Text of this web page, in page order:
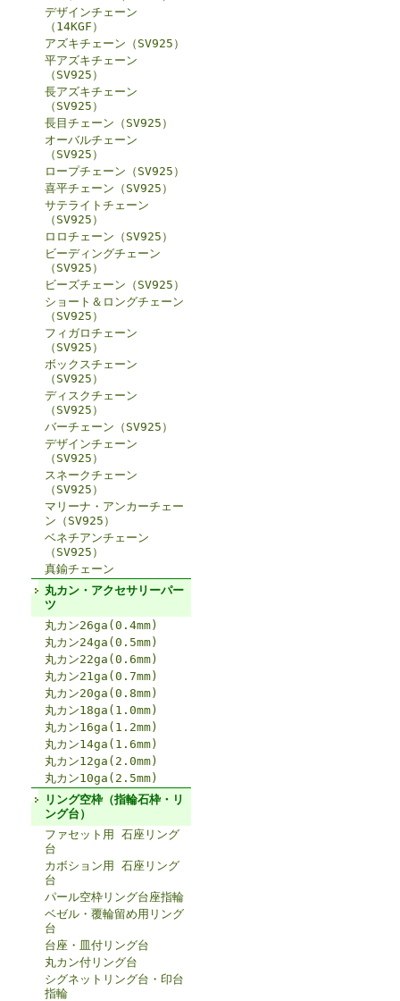
デザインチェーン
（14KGF）
アズキチェーン（SV925）
平アズキチェーン
（SV925）
長アズキチェーン
（SV925）
長目チェーン（SV925）
オーバルチェーン
（SV925）
ロープチェーン（SV925）
喜平チェーン（SV925）
サテライトチェーン
（SV925）
ロロチェーン（SV925）
ビーディングチェーン
（SV925）
ビーズチェーン（SV925）
ショート＆ロングチェーン
（SV925）
フィガロチェーン
（SV925）
ボックスチェーン
（SV925）
ディスクチェーン
（SV925）
バーチェーン（SV925）
デザインチェーン
（SV925）
スネークチェーン
（SV925）
マリーナ・アンカーチェー
ン（SV925）
ベネチアンチェーン
（SV925）
真鍮チェーン
丸カン・アクセサリーパー
ツ
丸カン26ga(0.4mm)
丸カン24ga(0.5mm)
丸カン22ga(0.6mm)
丸カン21ga(0.7mm)
丸カン20ga(0.8mm)
丸カン18ga(1.0mm)
丸カン16ga(1.2mm)
丸カン14ga(1.6mm)
丸カン12ga(2.0mm)
丸カン10ga(2.5mm)
リング空枠（指輪石枠・リ
ング台）
ファセット用 石座リング
台
カボション用 石座リング
台
パール空枠リング台座指輪
ベゼル・覆輪留め用リング
台
台座・皿付リング台
丸カン付リング台
シグネットリング台・印台
指輪